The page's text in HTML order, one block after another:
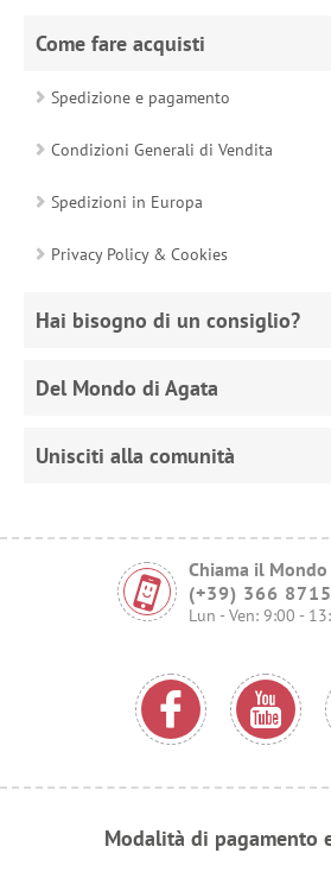
Come fare acquisti
Spedizione e pagamento
Condizioni Generali di Vendita
Spedizioni in Europa
Privacy Policy & Cookies
Hai bisogno di un consiglio?
Del Mondo di Agata
Unisciti alla comunità
Chiama il
(+39) 366
Lun - Ven: 9:00 -
Modalità di pagamento